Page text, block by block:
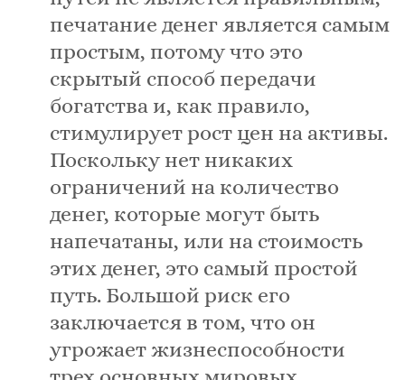
печатание денег является самым
простым, потому что это
скрытый способ передачи
богатства и, как правило,
стимулирует рост цен на активы.
Поскольку нет никаких
ограничений на количество
денег, которые могут быть
напечатаны, или на стоимость
этих денег, это самый простой
путь. Большой риск его
заключается в том, что он
угрожает жизнеспособности